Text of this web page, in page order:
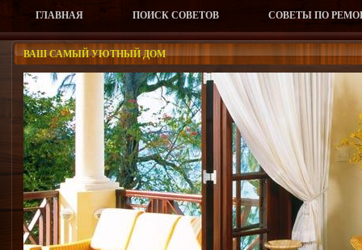
ГЛАВНАЯ ПОИСК СОВЕТОВ СОВЕТЫ ПО
ВАШ САМЫЙ УЮТНЫЙ ДОМ